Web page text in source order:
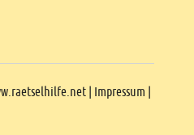
| Impressum |